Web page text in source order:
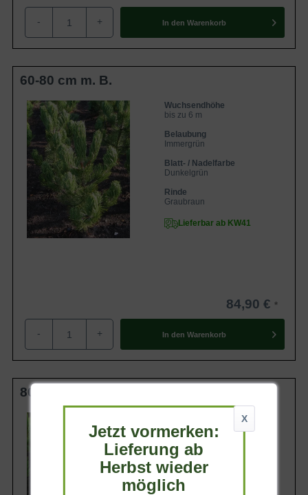
- + In den Warenkorb
60-80 cm m. B.
Wuchsendhöhe
bis zu 6 m
Belaubung
Immergrün
Blatt- / Nadelfarbe
Dunkelgrün
Rinde
Graubraun
Lieferbar ab KW41
84,90 €
- + In den Warenkorb
80-100 cm m. B.
bis zu 6 m
Belaubung
Immergrün
Blatt- / Nadelfarbe
Dunkelgrün
X
Jetzt vormerken:
Lieferung ab
Herbst wieder
möglich